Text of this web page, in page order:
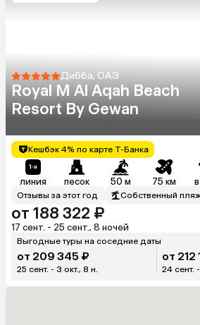
Дибба, ОАЭ
Royal M Al Aqah Beach
Resort By Gewan
Кешбэк 4% по карте Т-Банка
линия песок 50 м 75 км
Отзывы за этот год Собственный
от 188 322 ₽
17 сент. - 25 сент., 8 ночей
Выгодные туры на соседние даты
от 209 345 ₽
25 сент. - 3 окт., 8 н.
от 212
24 сент.